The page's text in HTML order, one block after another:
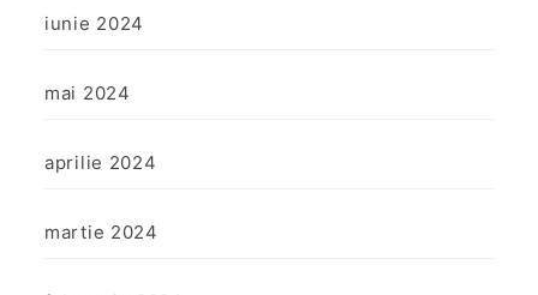
iunie 2024
mai 2024
aprilie 2024
martie 2024